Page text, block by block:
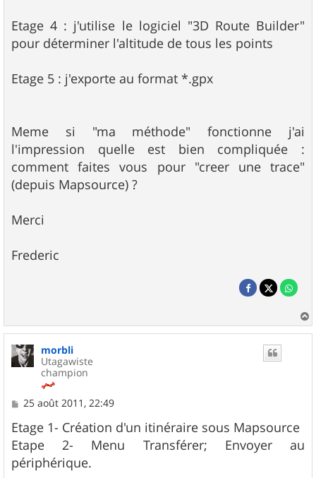
Etage 4 : j'utilise le logiciel "3D Route Builder"
pour déterminer l'altitude de tous les points
Etage 5 : j'exporte au format *.gpx
Meme si "ma méthode" fonctionne j'ai
l'impression quelle est bien compliquée :
comment faites vous pour "creer une trace"
(depuis Mapsource) ?
Merci
Frederic
a
morbli
Utagawiste
champion
M
s
s
a
g
e
25 août 2011, 22:49
Etage 1- Création d'un itinéraire sous Mapsource
Etape 2- Menu Transférer; Envoyer au
périphérique.